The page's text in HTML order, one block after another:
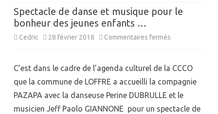
Spectacle de danse et musique pour le
bonheur des jeunes enfants …
Cedric 28 février 2018 Commentaires fermés
de
danse
et
C’est dans le cadre de l’agenda culturel de la CCCO
que la commune de LOFFRE a accueilli la compagnie
PAZAPA avec la danseuse Perine DUBRULLE et le
musicien Jeff Paolo GIANNONE pour un spectacle de